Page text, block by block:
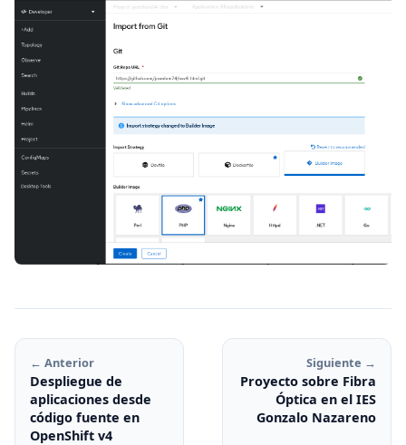
← Anterior
Despliegue de
aplicaciones desde
código fuente en
OpenShift v4
Siguiente →
Proyecto sobre Fibra
Óptica en el IES
Gonzalo Nazareno